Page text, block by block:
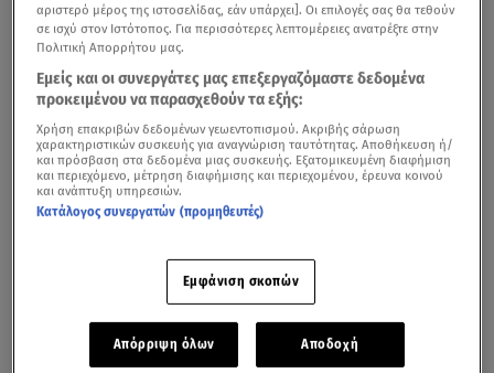
Δανάη Μπάρκακι οΦίλιππος Τσαγκρίδηςήταν
ανάμεσα στα πρόσωπα που έδωσαν το «παρών» το
βράδυ της Δευτέρας στο πριβέ πάρτι του σεφ, Βασίλη
σύντροφό μου και την Μπάρκα»
αριστερό μέρος της ιστοσελίδας, εάν υπάρχει]. Οι επιλογές σας θα τεθούν
σε ισχύ στον Ιστότοπος. Για περισσότερες λεπτομέρειες ανατρέξτε στην
Πολιτική Απορρήτου μας.
Εμείς και οι συνεργάτες μας επεξεργαζόμαστε δεδομένα
προκειμένου να παρασχεθούν τα εξής:
Χρήση επακριβών δεδομένων γεωεντοπισμού. Ακριβής σάρωση
χαρακτηριστικών συσκευής για αναγνώριση ταυτότητας. Αποθήκευση ή/
και πρόσβαση στα δεδομένα μιας συσκευής. Εξατομικευμένη διαφήμιση
και περιεχόμενο, μέτρηση διαφήμισης και περιεχομένου, έρευνα κοινού
και ανάπτυξη υπηρεσιών.
Κατάλογος συνεργατών (προμηθευτές)
Εμφάνιση σκοπών
Απόρριψη όλων Αποδοχή